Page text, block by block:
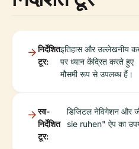
निर्देशित
टूर:
इतिहास और उल्लेखनीय
पर ध्यान केंद्रित करते हुए
मौसमी रूप से उपलब्ध हैं।
स्व-
निर्देशित
टूर:
डिजिटल नेविगेशन और
sie ruhen" ऐप का